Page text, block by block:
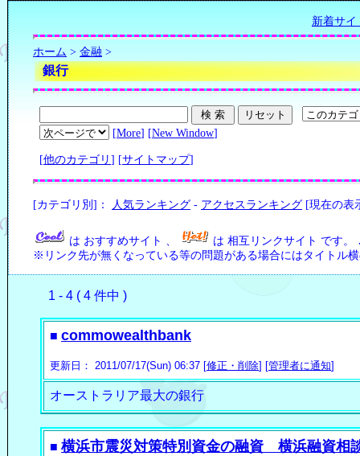
新着サイ
ホーム > 金融 >
銀行
[More] [New Window]
[他のカテゴリ ] [サイトマップ]
[カテゴリ別]： 人気ランキング - アクセスランキング [現在の表
は おすすめサイト 、 は 相互リンクサイト です。
※リンク先が無くなっている等の問題がある場合にはタイトル
1 - 4 ( 4 件中 )
■ commowealthbank
更新日： 2011/07/17(Sun) 06:37 [修正・削除] [管理者に通知]
オーストラリア最大の銀行
■ 横浜市震災対策特別資金の融資 横浜融資相